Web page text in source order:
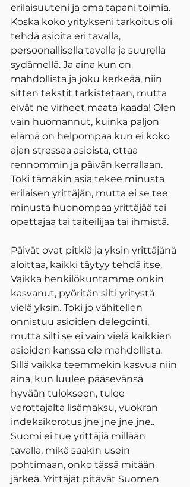
erilaisuuteni ja oma tapani toimia.
Koska koko yritykseni tarkoitus oli
tehdä asioita eri tavalla,
persoonallisella tavalla ja suurella
sydämellä. Ja aina kun on
mahdollista ja joku kerkeää, niin
sitten tekstit tarkistetaan, mutta
eivät ne virheet maata kaada! Olen
vain huomannut, kuinka paljon
elämä on helpompaa kun ei koko
ajan stressaa asioista, ottaa
rennommin ja päivän kerrallaan.
Toki tämäkin asia tekee minusta
erilaisen yrittäjän, mutta ei se tee
minusta huonompaa yrittäjää tai
opettajaa tai taiteilijaa tai ihmistä.
Päivät ovat pitkiä ja yksin yrittäjänä
aloittaa, kaikki täytyy tehdä itse.
Vaikka henkilökuntamme onkin
kasvanut, pyöritän silti yritystä
vielä yksin. Toki jo vähitellen
onnistuu asioiden delegointi,
mutta silti se ei vain vielä kaikkien
asioiden kanssa ole mahdollista.
Sillä vaikka teemmekin kasvua niin
aina, kun luulee pääsevänsä
hyvään tulokseen, tulee
verottajalta lisämaksu, vuokran
indeksikorotus jne jne jne jne..
Suomi ei tue yrittäjiä millään
tavalla, mikä saakin usein
pohtimaan, onko tässä mitään
järkeä. Yrittäjät pitävät Suomen